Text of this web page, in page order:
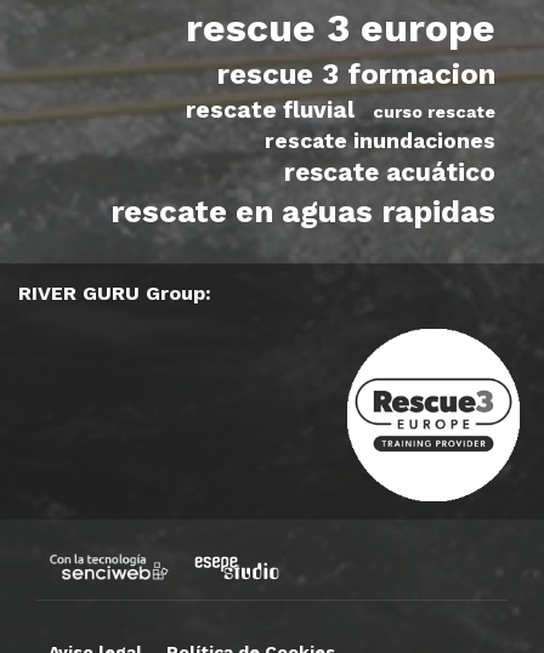
rescue 3 europe
rescue 3 formacion
rescate fluvial curso rescate
rescate inundaciones
rescate acuático
rescate en aguas rapidas
RIVER GURU Group: